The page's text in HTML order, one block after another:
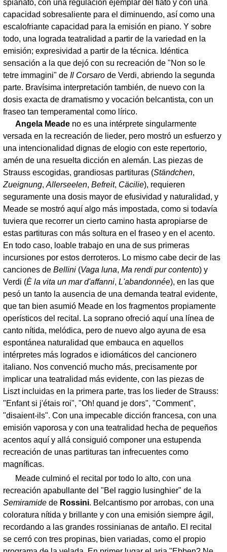
spianato, con una regulación ejemplar del fiato y con una
capacidad sobresaliente para el diminuendo, así como una
escalofriante capacidad para la emisión en piano. Y sobre
todo, una lograda teatralidad a partir de la variedad en la
emisión; expresividad a partir de la técnica. Idéntica
sensación a la que dejó con su recreación de "Non so le
tetre immagini" de Il Corsarode Verdi, abriendo la segunda
parte. Bravísima interpretación también, de nuevo con la
dosis exacta de dramatismo y vocación belcantista, con un
fraseo tan temperamental como lírico.
Angela Meadeno es una intérprete singularmente
versada en la recreación de lieder, pero mostró un esfuerzo y
una intencionalidad dignas de elogio con este repertorio,
amén de una resuelta dicción en alemán. Las piezas de
Strauss escogidas, grandiosas partituras (Ständchen,
Zueignung, Allerseelen, Befreit, Cäcilie), requieren
seguramente una dosis mayor de efusividad y naturalidad, y
Meade se mostró aquí algo más impostada, como si todavía
tuviera que recorrer un cierto camino hasta apropiarse de
estas partituras con más soltura en el fraseo y en el acento.
En todo caso, loable trabajo en una de sus primeras
incursiones por estos derroteros. Lo mismo cabe decir de las
canciones de Bellini (Vaga luna, Ma rendi pur contento) y
Verdi (È la vita un mar d'affanni, L'abandonnée), en las que
pesó un tanto la ausencia de una demanda teatral evidente,
que tan bien asumió Meade en los fragmentos propiamente
operísticos del recital. La soprano ofreció aquí una línea de
canto nítida, melódica, pero de nuevo algo ayuna de esa
espontánea naturalidad que embauca en aquellos
intérpretes más logrados e idiomáticos del cancionero
italiano. Nos convenció mucho más, precisamente por
implicar una teatralidad más evidente, con las piezas de
Liszt incluidas en la primera parte, tras los lieder de Strauss:
"Enfant si j'étais roi", "Oh! quand je dors", "Comment",
"disaient-ils". Con una impecable dicción francesa, con una
emisión vaporosa y con una teatralidad hecha de pequeños
acentos aquí y allá consiguió componer una estupenda
recreación de unas partituras tan infrecuentes como
magníficas.
Meade culminó el recital por todo lo alto, con una
recreación apabullante del "Bel raggio lusinghier" de la
Semiramide de Rossini. Belcantismo por arrobas, con una
coloratura nítida y brillante y con una emisión siempre ágil,
recordando a las grandes rossinianas de antaño. El recital
se cerró con tres propinas, bien variadas, como el propio